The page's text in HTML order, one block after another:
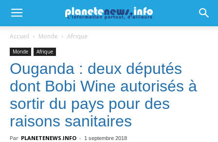
Accueil Monde Afrique
Monde Afrique
Ouganda : deux députés
dont Bobi Wine autorisés à
sortir du pays pour des
raisons sanitaires
Par PLANETENEWS.INFO - 1 septembre 2018